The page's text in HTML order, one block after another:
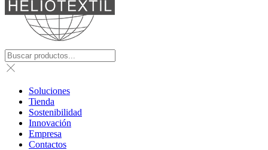
Soluciones
Tienda
Sostenibilidad
Innovación
Empresa
Contactos